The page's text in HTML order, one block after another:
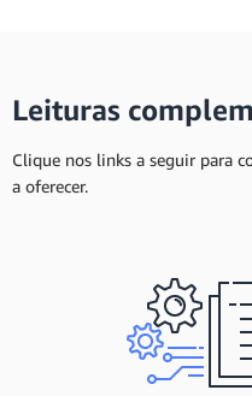
Leituras
Clique nos links a seguir para
a oferecer.